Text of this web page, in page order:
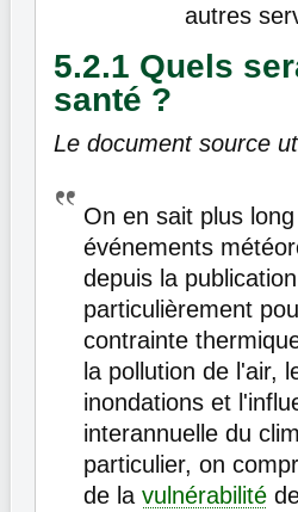
autres
5.2.1 Quels
santé ?
Le document source
On en sait plus
événements
depuis la
particulièrement
contrainte
la pollution de l'air,
inondations et
interannuelle du
particulier, on
de la vulnérabilité